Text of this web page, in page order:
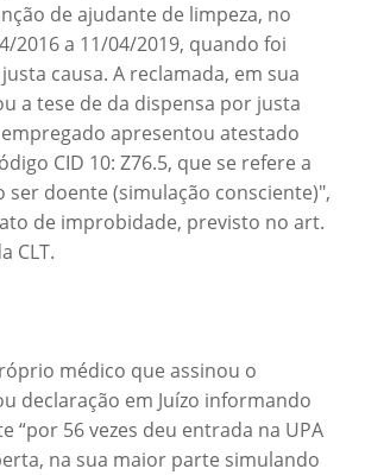
de ajudante de limpeza, no
2016 a 11/04/2019, quando foi
causa. A reclamada, em sua
a tese de da dispensa por justa
apresentou atestado
CID 10: Z76.5, que se refere a
ser doente (simulação consciente)",
de improbidade, previsto no art.
CLT.
médico que assinou o
declaração em Juízo informando
“por 56 vezes deu entrada na UPA
na sua maior parte simulando